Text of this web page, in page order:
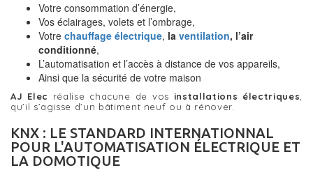
Votre consommation d’énergie,
Vos éclairages, volets et l’ombrage,
Votre chauffage électrique, la ventilation, l’air
conditionné,
L’automatisation et l’accès à distance de vos appareils,
Ainsi que la sécurité de votre maison
AJ Elec réalise chacune de vos installations électriques
qu’il s’agisse d’un bâtiment neuf ou à rénover.
KNX : LE STANDARD INTERNATIONNAL
POUR L'AUTOMATISATION ÉLECTRIQUE ET
LA DOMOTIQUE